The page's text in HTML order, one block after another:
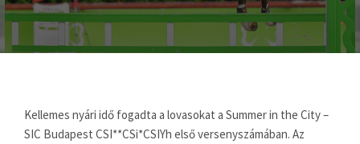
Kellemes nyári idő fogadta a lovasokat a Summer in the City –
SIC Budapest CSI**CSi*CSIYh első versenyszámában. Az